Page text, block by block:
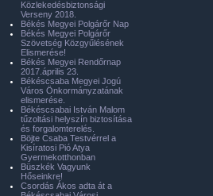
Közlekedésbiztonsági
Verseny 2018.
Békés Megyei Polgárőr Nap
Békés Megyei Polgárőr
Szövetség Közgyűlésének
Elismerése!
Békés Megyei Rendőrnap
2017.április 23.
Békéscsaba Megyei Jogú
Város Önkormányzatának
elismerése.
Békéscsabai István Malom
tűzoltási helyszín biztosítása
és forgalomterelés.
Böjte Csaba Testvérrel a
Kisíratosi Pió Atya
Gyermekotthonban
Büszkék Vagyunk
Hőseinkre!
Csordás Ákos adta át a